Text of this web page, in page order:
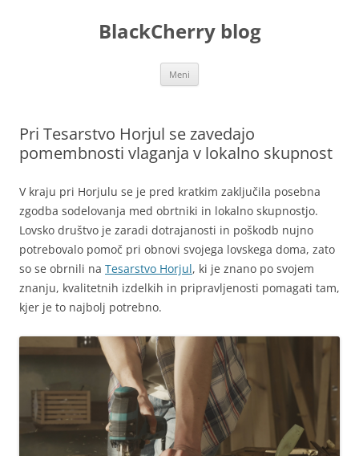
BlackCherry blog
Meni
Pri Tesarstvo Horjul se zavedajo
pomembnosti vlaganja v lokalno skupnost
V kraju pri Horjulu se je pred kratkim zaključila posebna
zgodba sodelovanja med obrtniki in lokalno skupnostjo.
Lovsko društvo je zaradi dotrajanosti in poškodb nujno
potrebovalo pomoč pri obnovi svojega lovskega doma, zato
so se obrnili na Tesarstvo Horjul, ki je znano po svojem
znanju, kvalitetnih izdelkih in pripravljenosti pomagati tam,
kjer je to najbolj potrebno.